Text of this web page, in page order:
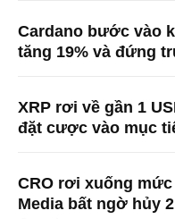
Cardano bước vào
tăng 19% và đứng
XRP rơi về gần 1
đặt cược vào mục
CRO rơi xuống
Media bất ngờ hủy